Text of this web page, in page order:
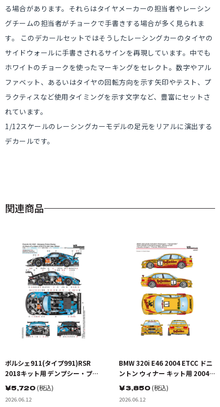
る場合があります。それらはタイヤメーカーの担当者やレーシン
グチームの担当者がチョークで手書きする場合が多く見られま
す。 このデカールセットではそうしたレーシングカーのタイヤの
サイドウォールに手書きされるサインを再現しています。中でも
ホワイトのチョークを使ったマーキングをセレクト。数字やアル
ファベット、あるいはタイヤの回転方向を示す矢印やテスト、プ
ラクティスなど使用タイミングを示す文字など、豊富にセットさ
れています。
1/12スケールのレーシングカーモデルの足元をリアルに演出する
デカールです。
関連商品
ポルシェ911(タイプ991)RSR
2018キット用 デンプシー・プロ
トンレーシング2018 ル･マン24
時間 GTE AM クラスウィナーデ
カールセット
￥5,720(税込)
2026.06.12
BMW 320i E46 2004 ETCC ドニ
ントン ウィナー キット用 2004
DMSB ドイツツーリングカー選手
権 シューベルト モータースポー
ツ ”ハッセレーダー” クラウディ
￥3,850(税込)
2026.06.12